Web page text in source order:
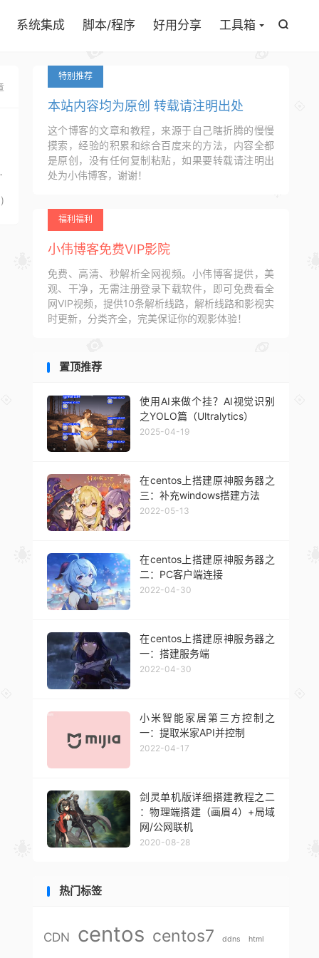

系统集成 脚本/程序 好用分享 工具箱
)
特别推荐
本站内容均为原创 转载请注明出处
这个博客的文章和教程，来源于自己瞎折腾的慢慢
摸索，经验的积累和综合百度来的方法，内容全都
是原创，没有任何复制粘贴，如果要转载请注明出
处为小伟博客，谢谢！
福利福利
小伟博客免费VIP影院
免费、高清、秒解析全网视频。小伟博客提供，美
观、干净，无需注册登录下载软件，即可免费看全
网VIP视频，提供10条解析线路，解析线路和影视实
时更新，分类齐全，完美保证你的观影体验！
置顶推荐
使用AI来做个挂？AI视觉识别
之YOLO篇（Ultralytics）
2025-04-19
在centos上搭建原神服务器之
三：补充windows搭建方法
2022-05-13
在centos上搭建原神服务器之
二：PC客户端连接
2022-04-30
在centos上搭建原神服务器之
一：搭建服务端
2022-04-30
小米智能家居第三方控制之
一：提取米家API并控制
2022-04-17
剑灵单机版详细搭建教程之二
：物理端搭建（画眉4）+局域
网/公网联机
2020-08-28
热门标签
CDN centos centos7 ddns html